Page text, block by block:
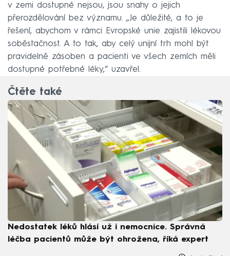
v zemi dostupné nejsou, jsou snahy o jejich
přerozdělování bez významu. „Je důležité, a to je
řešení, abychom v rámci Evropské unie zajistili lékovou
soběstačnost. A to tak, aby celý unijní trh mohl být
pravidelně zásoben a pacienti ve všech zemích měli
dostupné potřebné léky,“ uzavřel.
Čtěte také
Nedostatek léků hlásí už i nemocnice. Správná
léčba pacientů může být ohrožena, říká expert